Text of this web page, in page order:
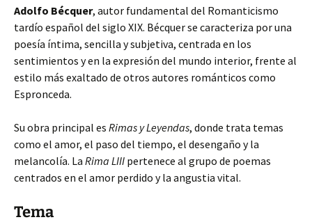
Adolfo Bécquer, autor fundamental del Romanticismo
tardío español del siglo XIX. Bécquer se caracteriza por una
poesía íntima, sencilla y subjetiva, centrada en los
sentimientos y en la expresión del mundo interior, frente al
estilo más exaltado de otros autores románticos como
Espronceda.
Su obra principal es Rimas y Leyendas, donde trata temas
como el amor, el paso del tiempo, el desengaño y la
melancolía. La Rima LIII pertenece al grupo de poemas
centrados en el amor perdido y la angustia vital.
Tema